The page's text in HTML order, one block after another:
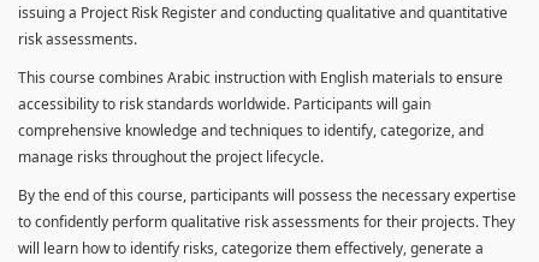
issuing a Project Risk Register and conducting qualitative and quantitative
risk assessments.
This course combines Arabic instruction with English materials to ensure
accessibility to risk standards worldwide. Participants will gain
comprehensive knowledge and techniques to identify, categorize, and
manage risks throughout the project lifecycle.
By the end of this course, participants will possess the necessary expertise
to confidently perform qualitative risk assessments for their projects. They
will learn how to identify risks, categorize them effectively, generate a